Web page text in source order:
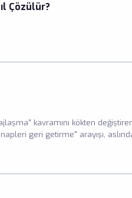
Çözülür?
kavramını kökten
geri getirme" arayışı,